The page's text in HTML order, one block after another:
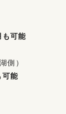
可能
側）
能